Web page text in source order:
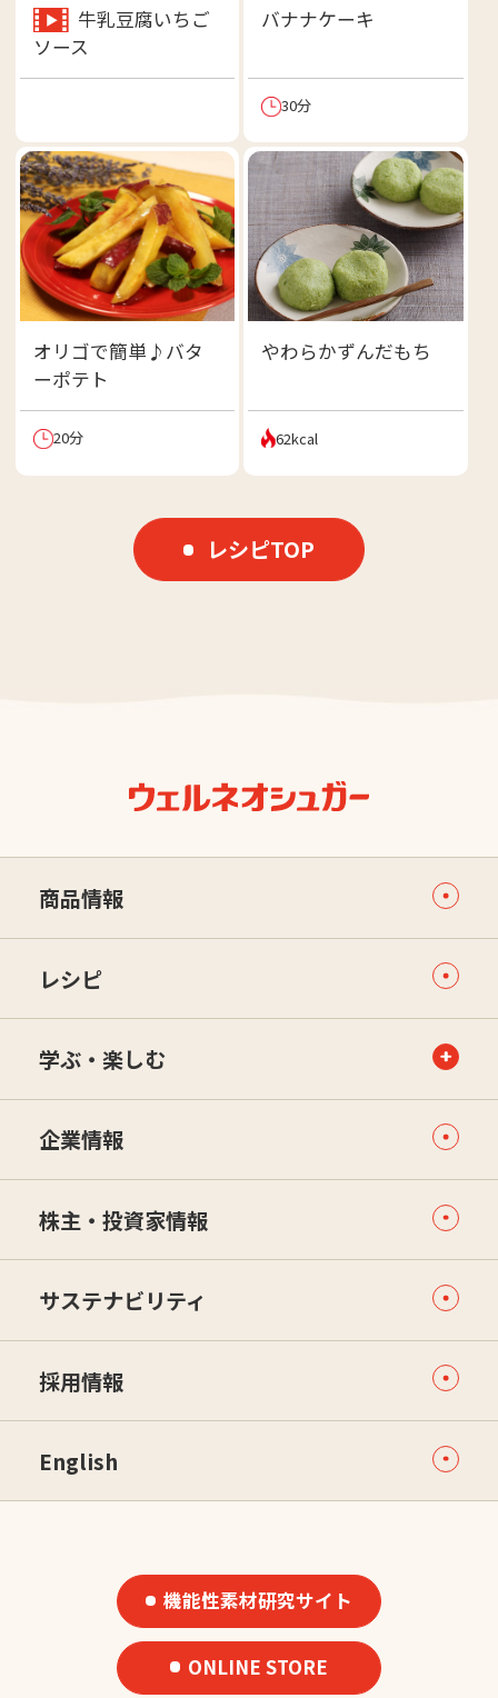
牛乳豆腐いちご
ソース
バナナケーキ
30分
オリゴで簡単♪バタ
ーポテト
20分
やわらかずんだもち
62kcal
レシピTOP
商品情報
レシピ
学ぶ・楽しむ
企業情報
株主・投資家情報
サステナビリティ
採用情報
English
機能性素材研究サイト
ONLINE STORE